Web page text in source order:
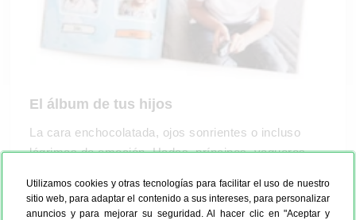
Utilizamos cookies y otras tecnologías para facilitar el uso de nuestro
sitio web, para adaptar el contenido a sus intereses, para personalizar
anuncios y para mejorar su seguridad. Al hacer clic en "Aceptar y
El álbum de tus hijos
La cara enchocolatada, ojos sonrientes o incluso
lágrimas de emoción. Hadas, príncipes, vaqueros,
aventuras que ofrece un día con tus hijos se puede
plasmar también en foto. ¡Conviérte tus fotos en un